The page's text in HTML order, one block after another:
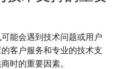
能会遇到技术问题或用户
客户服务和专业的技术支
时的重要因素。